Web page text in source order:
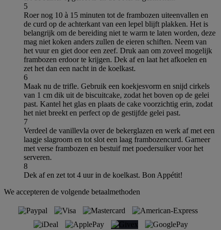
5
Roer nog 10 à 15 minuten tot de frambozen uiteenvallen en
de curd op de achterkant van een lepel blijft plakken. Het is
belangrijk om de bereiding niet te warm te laten worden, deze
mag niet koken anders zullen de eieren schiften. Neem van
het vuur en giet door een zeef. Druk aan om zoveel mogelijk
frambozen erdoor te krijgen. Dek af en laat het afkoelen en
zet het dan een nacht in de koelkast.
6
Maak nu de trifle. Gebruik een koekjesvorm en snijd cirkels
van 1 cm dik uit de biscuitcake, zodat het boven op de gelei
past. Kantel het glas en plaats de cake voorzichtig erin, zodat
het niet breekt en perfect op de gestijfde gelei past.
7
Verdeel de vanillevla over de bekerglazen en werk af met een
laagje slagroom en tot slot een laag frambozencurd. Garneer
met verse frambozen en bestuif met poedersuiker voor het
serveren.
8
Dek af en zet tot 4 uur in de koelkast. Bon Appétit!
We accepteren de volgende betaalmethoden